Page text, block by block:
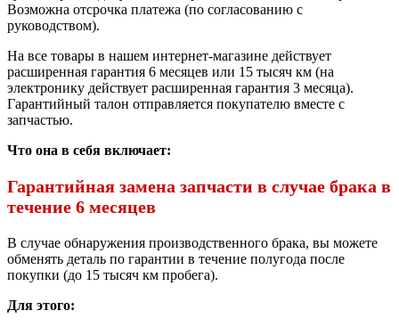
Возможна отсрочка платежа (по согласованию с
руководством).
На все товары в нашем интернет-магазине действует
расширенная гарантия 6 месяцев или 15 тысяч км (на
электронику действует расширенная гарантия 3 месяца).
Гарантийный талон отправляется покупателю вместе с
запчастью.
Что она в себя включает:
Гарантийная замена запчасти в случае брака в
течение 6 месяцев
В случае обнаружения производственного брака, вы можете
обменять деталь по гарантии в течение полугода после
покупки (до 15 тысяч км пробега).
Для этого: